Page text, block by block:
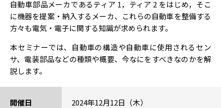
⾃動⾞部品メーカであるティア 1，ティア 2 をはじめ，そこ
に機器を提案・納⼊するメーカ、これらの⾃動⾞を整備する
⽅々も電気・電⼦に関する知識が求められます。
本セミナーでは、⾃動⾞の構造や⾃動⾞に使⽤されるセン
サ、電装部品などの種類や概要、今なにをすべきなのかを解
説します。
開催日 2024年12月12日（木）